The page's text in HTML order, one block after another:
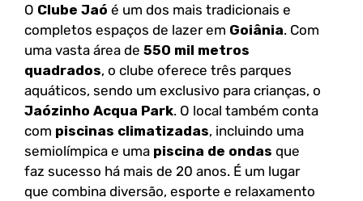
O Clube Jaó é um dos mais tradicionais e
completos espaços de lazer em Goiânia. Com
uma vasta área de 550 mil metros
quadrados, o clube oferece três parques
aquáticos, sendo um exclusivo para crianças, o
Jaózinho Acqua Park. O local também conta
com piscinas climatizadas, incluindo uma
semiolímpica e uma piscina de ondas que
faz sucesso há mais de 20 anos. É um lugar
que combina diversão, esporte e relaxamento